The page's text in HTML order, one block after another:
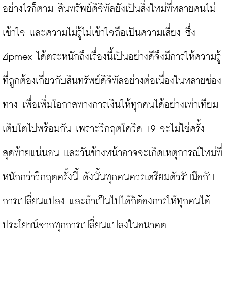
อย่างไรก็ตาม สินทรัพย์ดิจิทัลยังเป็นสิ่งใหม่ที่หลายคนไม่
เข้าใจ และความไม่รู้ไม่เข้าใจถือเป็นความเสี่ยง ซึ่ง
Zipmex ได้ตระหนักถึงเรื่องนี้เป็นอย่างดีจึงมีการให้ความรู้
ที่ถูกต้องเกี่ยวกับสินทรัพย์ดิจิทัลอย่างต่อเนื่องในหลายช่อง
ทาง เพื่อเพิ่มโอกาสทางการเงินให้ทุกคนได้อย่างเท่าเทียม
เติบโตไปพร้อมกัน เพราะวิกฤตโควิด-19 จะไม่ใช่ครั้ง
สุดท้ายแน่นอน และวันข้างหน้าอาจจะเกิดเหตุการณ์ใหม่ที่
หนักกว่าวิกฤตครั้งนี้ ดังนั้นทุกคนควรเตรียมตัวรับมือกับ
การเปลี่ยนแปลง และถ้าเป็นไปได้ก็ต้องการให้ทุกคนได้
ประโยชน์จากทุกการเปลี่ยนแปลงในอนาคต